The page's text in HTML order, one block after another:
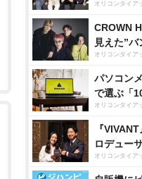
オリコンタイア
CROWN
見えた”
オリコンタイア
パソコン
で選ぶ「
オリコンタイア
『
ロデュー
オリコンタイア